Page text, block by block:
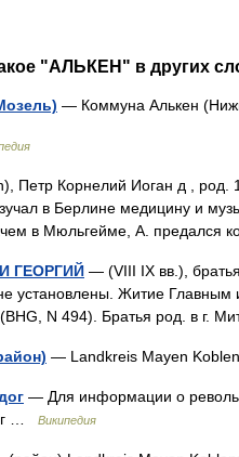
"АЛЬКЕН" в других
— Коммуна Алькен
Петр Корнелий Иоган д , род.
в Берлине медицину и
в Мюльгейме, А. предался
ГЕОРГИЙ — (VIII IX вв.),
установлены. Житие Главным
N 494). Братья род. в г.
— Landkreis Mayen
— Для информации о
…
Википедия